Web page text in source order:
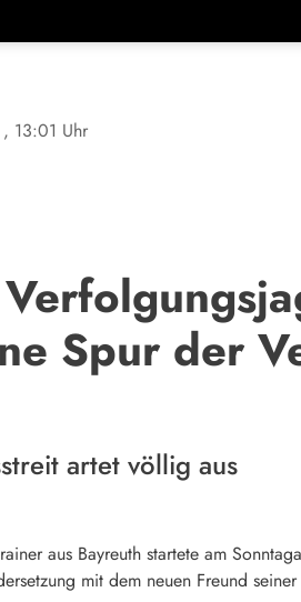
, 13:01 Uhr
Spur der
artet völlig aus
aus Bayreuth startete am
mit dem neuen Freund seiner